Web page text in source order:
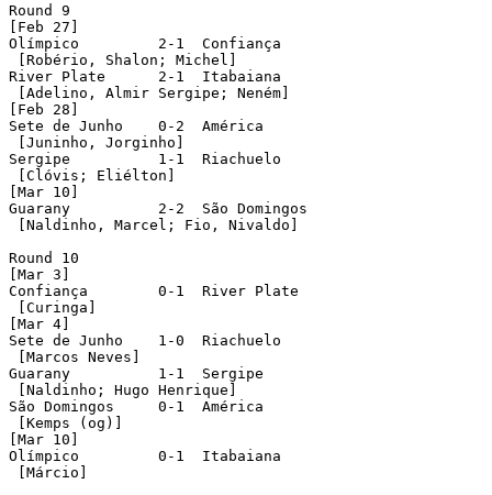
Round 9
[Feb 27]
Olímpico	 2-1  Confiança
[Robério, Shalon; Michel]
River Plate	 2-1  Itabaiana
[Adelino, Almir Sergipe; Neném]
[Feb 28]
Sete de Junho	 0-2  América
[Juninho, Jorginho]
Sergipe		 1-1  Riachuelo
[Clóvis; Eliélton]
[Mar 10]
Guarany		 2-2  São Domingos
[Naldinho, Marcel; Fio, Nivaldo]
Round 10
[Mar 3]
Confiança	 0-1  River Plate
[Curinga]
[Mar 4]
Sete de Junho	 1-0  Riachuelo
[Marcos Neves]
Guarany		 1-1  Sergipe
[Naldinho; Hugo Henrique]
São Domingos	 0-1  América
[Kemps (og)]
[Mar 10]
Olímpico	 0-1  Itabaiana
[Márcio]